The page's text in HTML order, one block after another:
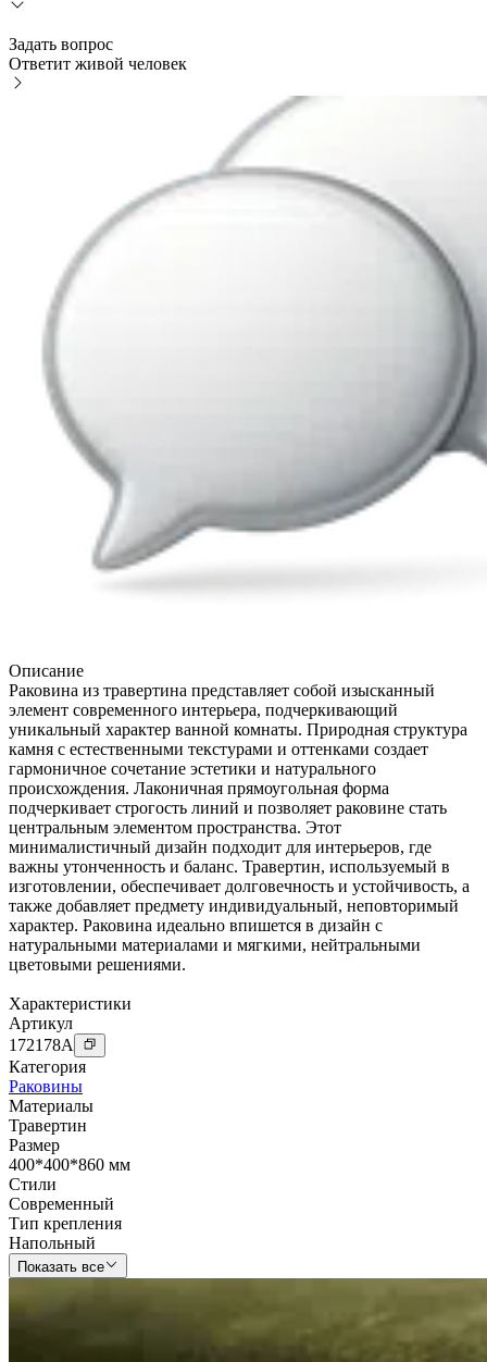
Задать вопрос
Ответит живой человек
Описание
Раковина из травертина представляет собой изысканный
элемент современного интерьера, подчеркивающий
уникальный характер ванной комнаты. Природная структура
камня с естественными текстурами и оттенками создает
гармоничное сочетание эстетики и натурального
происхождения. Лаконичная прямоугольная форма
подчеркивает строгость линий и позволяет раковине стать
центральным элементом пространства. Этот
минималистичный дизайн подходит для интерьеров, где
важны утонченность и баланс. Травертин, используемый в
изготовлении, обеспечивает долговечность и устойчивость, а
также добавляет предмету индивидуальный, неповторимый
характер. Раковина идеально впишется в дизайн с
натуральными материалами и мягкими, нейтральными
цветовыми решениями.
Характеристики
Артикул
172178A
Категория
Раковины
Материалы
Травертин
Размер
400*400*860 мм
Стили
Современный
Тип крепления
Напольный
Показать все